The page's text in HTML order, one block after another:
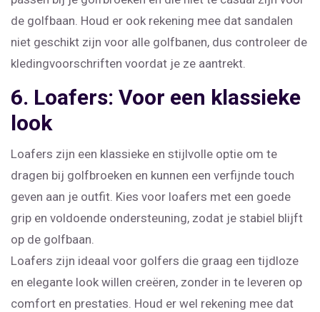
de golfbaan. Houd er ook rekening mee dat sandalen
niet geschikt zijn voor alle golfbanen, dus controleer de
kledingvoorschriften voordat je ze aantrekt.
6. Loafers: Voor een klassieke
look
Loafers zijn een klassieke en stijlvolle optie om te
dragen bij golfbroeken en kunnen een verfijnde touch
geven aan je outfit. Kies voor loafers met een goede
grip en voldoende ondersteuning, zodat je stabiel blijft
op de golfbaan.
Loafers zijn ideaal voor golfers die graag een tijdloze
en elegante look willen creëren, zonder in te leveren op
comfort en prestaties. Houd er wel rekening mee dat